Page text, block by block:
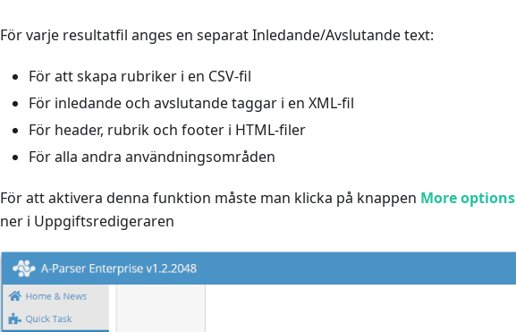
För varje resultatfil anges en separat Inledande/Avslutande text:
För att skapa rubriker i en CSV-fil
För inledande och avslutande taggar i en XML-fil
För header, rubrik och footer i HTML-filer
För alla andra användningsområden
För att aktivera denna funktion måste man klicka på knappen More options
ner i Uppgiftsredigeraren